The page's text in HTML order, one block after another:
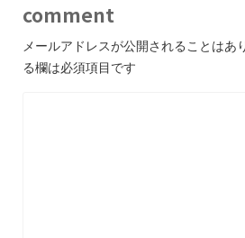
comment
メールアドレスが公開されることはあ
る欄は必須項目です